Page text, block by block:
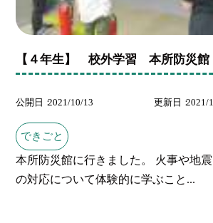
【４年生】 校外学習 本所防災館
公開日 2021/10/13 更新日 2021/
できごと
本所防災館に行きました。 火事や地
の対応について体験的に学ぶこと...